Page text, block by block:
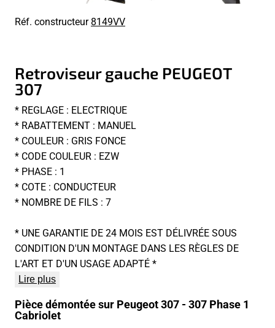
Réf. constructeur8149VV
Retroviseur gauche PEUGEOT
307
* REGLAGE : ELECTRIQUE
* RABATTEMENT : MANUEL
* COULEUR : GRIS FONCE
* CODE COULEUR : EZW
* PHASE : 1
* COTE : CONDUCTEUR
* NOMBRE DE FILS : 7
* UNE GARANTIE DE 24 MOIS EST DÉLIVRÉE SOUS
CONDITION D'UN MONTAGE DANS LES RÈGLES DE
L'ART ET D'UN USAGE ADAPTÉ *
Lire plus
Pièce démontée sur Peugeot 307 - 307 Phase 1
Cabriolet